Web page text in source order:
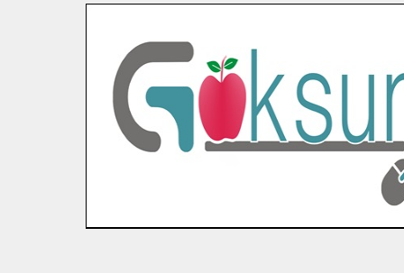
İlçe Jandarma Komutanı Karakaya’dan
Bertiz’in Yeni Köprüsünde Sona Doğru.